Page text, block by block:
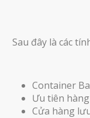
Sau đây là các
Container
Ưu tiên
Cửa hàng